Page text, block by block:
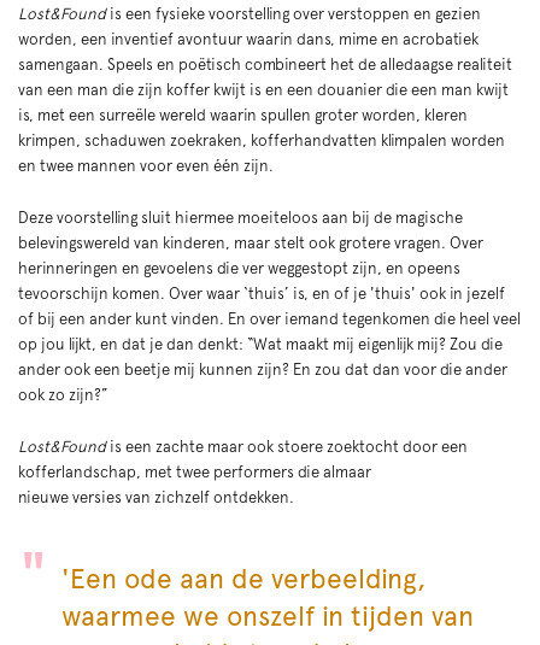
Lost&Foundis een fysieke voorstelling over verstoppen en gezien
worden, een inventief avontuur waarin dans, mime en acrobatiek
samengaan. Speels en poëtisch combineert het de alledaagse realiteit
van een man die zijn koffer kwijt is en een douanier die een man kwijt
is, met een surreële wereld waarin spullen groter worden, kleren
krimpen, schaduwen zoekraken, kofferhandvatten klimpalen worden
en twee mannen voor even één zijn.
Deze voorstelling sluit hiermee moeiteloos aan bij de magische
belevingswereld van kinderen, maar stelt ook grotere vragen. Over
herinneringen en gevoelens die ver weggestopt zijn, en opeens
tevoorschijn komen. Over waar ‘thuis’ is, en of je 'thuis' ook in jezelf
of bij een ander kunt vinden. En over iemand tegenkomen die heel veel
op jou lijkt, en dat je dan denkt: “Wat maakt mij eigenlijk mij? Zou die
ander ook een beetje mij kunnen zijn? En zou dat dan voor die ander
ook zo zijn?”
Lost&Foundis een zachte maar ook stoere zoektocht door een
kofferlandschap, met twee performers die almaar
nieuwe versies van zichzelf ontdekken.
'Een ode aan de verbeelding,
waarmee we onszelf in tijden van